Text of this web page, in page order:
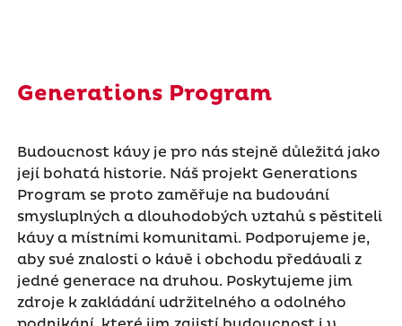
Generations Program
Budoucnost kávy je pro nás stejně důležitá jako
její bohatá historie. Náš projekt Generations
Program se proto zaměřuje na budování
smysluplných a dlouhodobých vztahů s pěstiteli
kávy a místními komunitami. Podporujeme je,
aby své znalosti o kávě i obchodu předávali z
jedné generace na druhou. Poskytujeme jim
zdroje k zakládání udržitelného a odolného